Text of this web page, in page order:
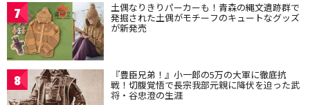
7 土偶なりきりパーカーも！青森の縄文遺跡群で
発掘された土偶がモチーフのキュートなグッズ
が新発売
8 『豊臣兄弟！』小一郎の5万の大軍に徹底抗
戦！切腹覚悟で長宗我部元親に降伏を迫った武
将・谷忠澄の生涯